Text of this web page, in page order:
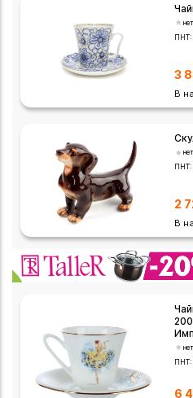
3
В
2
В
6